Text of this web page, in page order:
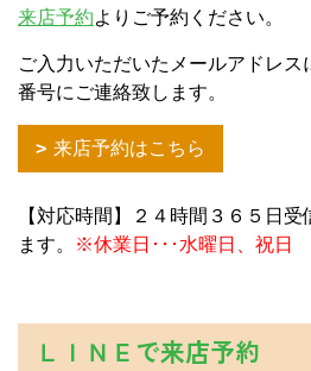
来店予約よりご予約ください。
ご入力いただいたメールアドレ
番号にご連絡致します。
来店予約はこちら
【対応時間】２４時間３６５日
ます。
※休業日･･･水曜日、祝日
ＬＩＮＥで来店予約